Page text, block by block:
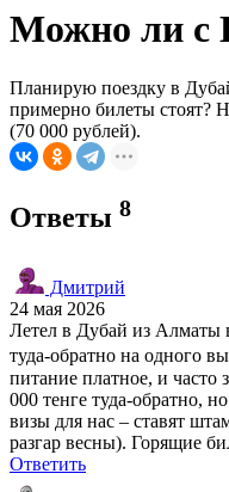
Можно ли с
Планирую поездку в
примерно билеты стоят?
(70 000 рублей).
Ответы 8
Дмитрий
24 мая 2026
Летел в Дубай из Алматы
туда-обратно на одного
питание платное, и часто
000 тенге туда-обратно,
визы для нас – ставят
разгар весны). Горящие
Ответить